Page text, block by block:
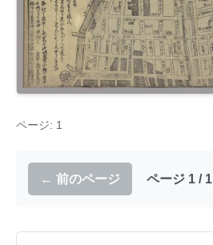
ページ: 1
← 前のページ ページ 1 / 1